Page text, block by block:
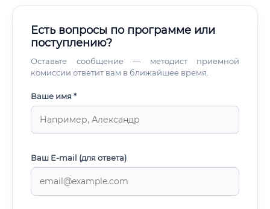
Есть вопросы по программе или
поступлению?
Оставьте сообщение — методист приемной
комиссии ответит вам в ближайшее время.
Ваше имя *
Ваш E-mail (для ответа)